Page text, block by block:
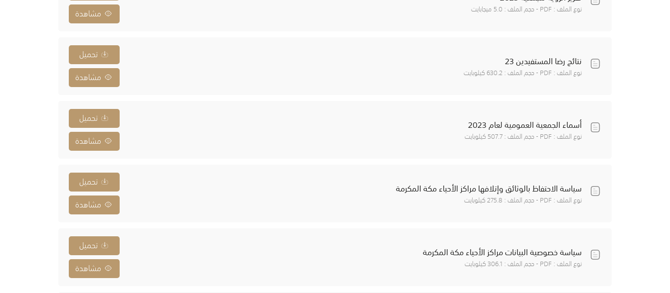
نوع الملف : PDF - حجم الملف : 5.0 ميجابايت
مشاهدة
نتائج رضا المستفيدين 23
نوع الملف : PDF - حجم الملف : 630.2 كيلوبايت
تحميل
مشاهدة
أسماء الجمعية العمومية لعام 2023
نوع الملف : PDF - حجم الملف : 507.7 كيلوبايت
تحميل
مشاهدة
سياسة الاحتفاظ بالوثائق وإتلافها مراكز الأحياء مكة المكرمة
نوع الملف : PDF - حجم الملف : 275.8 كيلوبايت
تحميل
مشاهدة
سياسة خصوصية البيانات مراكز الأحياء مكة المكرمة
نوع الملف : PDF - حجم الملف : 306.1 كيلوبايت
تحميل
مشاهدة